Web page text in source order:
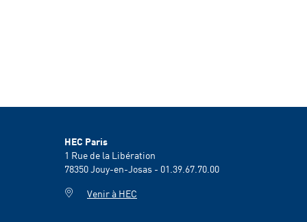
HEC Paris
1 Rue de la Libération
78350Jouy-en-Josas - 01.39.67.70.00
Venir à HEC